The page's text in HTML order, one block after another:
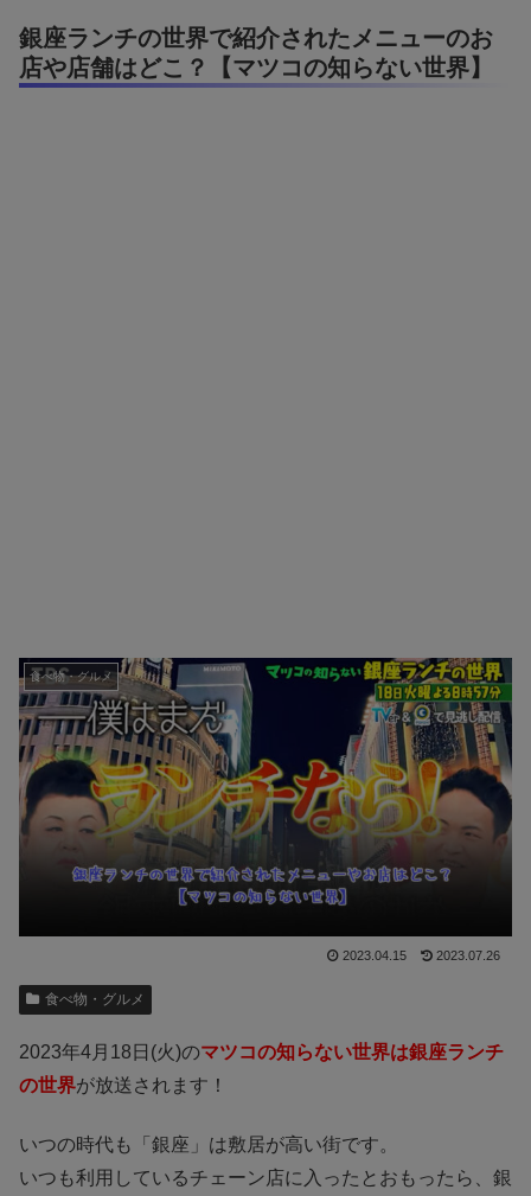
銀座ランチの世界で紹介されたメニューのお
店や店舗はどこ？【マツコの知らない世界】
食べ物・グルメ
2023.04.15 2023.07.26
食べ物・グルメ
2023年4月18日(火)のマツコの知らない世界は銀座ランチ
の世界が放送されます！
いつの時代も「銀座」は敷居が高い街です。
いつも利用しているチェーン店に入ったとおもったら、銀